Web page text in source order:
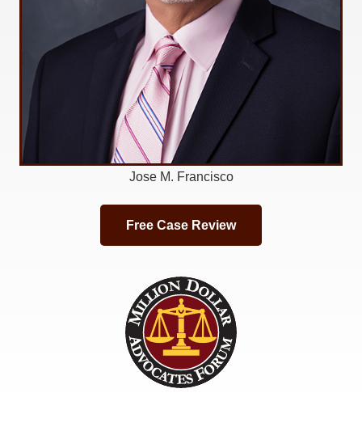
Jose M. Francisco
Free Case Review